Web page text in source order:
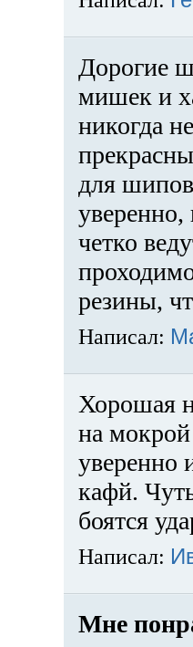
Дорогие
мишек и
никогда
для
четко
резины,
Написал:
Хорошая
на
уверенно
кафй.
боятся
Написал:
Мне